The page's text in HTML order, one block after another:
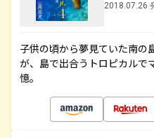
2018.07.26
子供の頃から夢見ていた南の
が、島で出合うトロピカルで
憶。